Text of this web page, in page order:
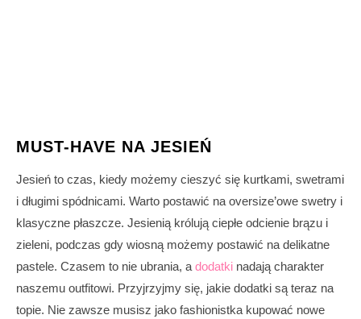
MUST-HAVE NA JESIEŃ
Jesień to czas, kiedy możemy cieszyć się kurtkami, swetrami
i długimi spódnicami. Warto postawić na oversize’owe swetry i
klasyczne płaszcze. Jesienią królują ciepłe odcienie brązu i
zieleni, podczas gdy wiosną możemy postawić na delikatne
pastele. Czasem to nie ubrania, a dodatki nadają charakter
naszemu outfitowi. Przyjrzyjmy się, jakie dodatki są teraz na
topie. Nie zawsze musisz jako fashionistka kupować nowe